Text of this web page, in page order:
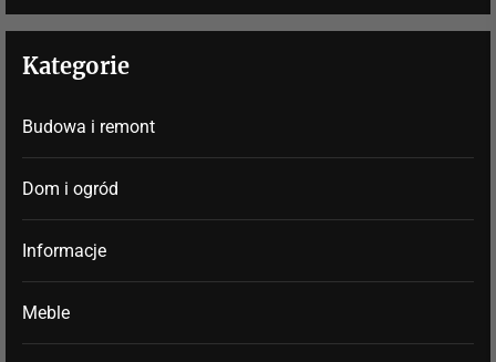
Kategorie
Budowa i remont
Dom i ogród
Informacje
Meble